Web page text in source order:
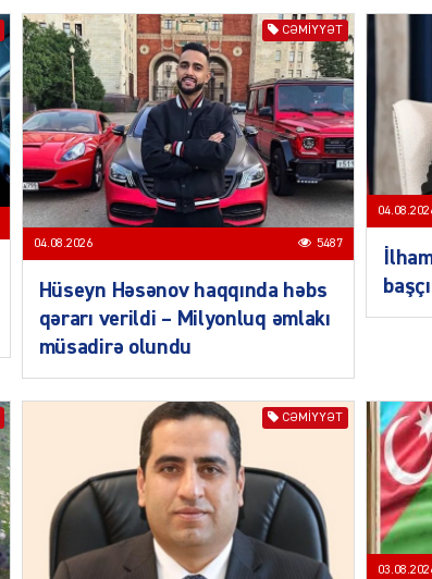
CƏMIYYƏT
04.08.2026 5487
Hüseyn Həsənov haqqında həbs
qərarı verildi – Milyonluq əmlakı
müsadirə olundu
CƏMIYYƏT